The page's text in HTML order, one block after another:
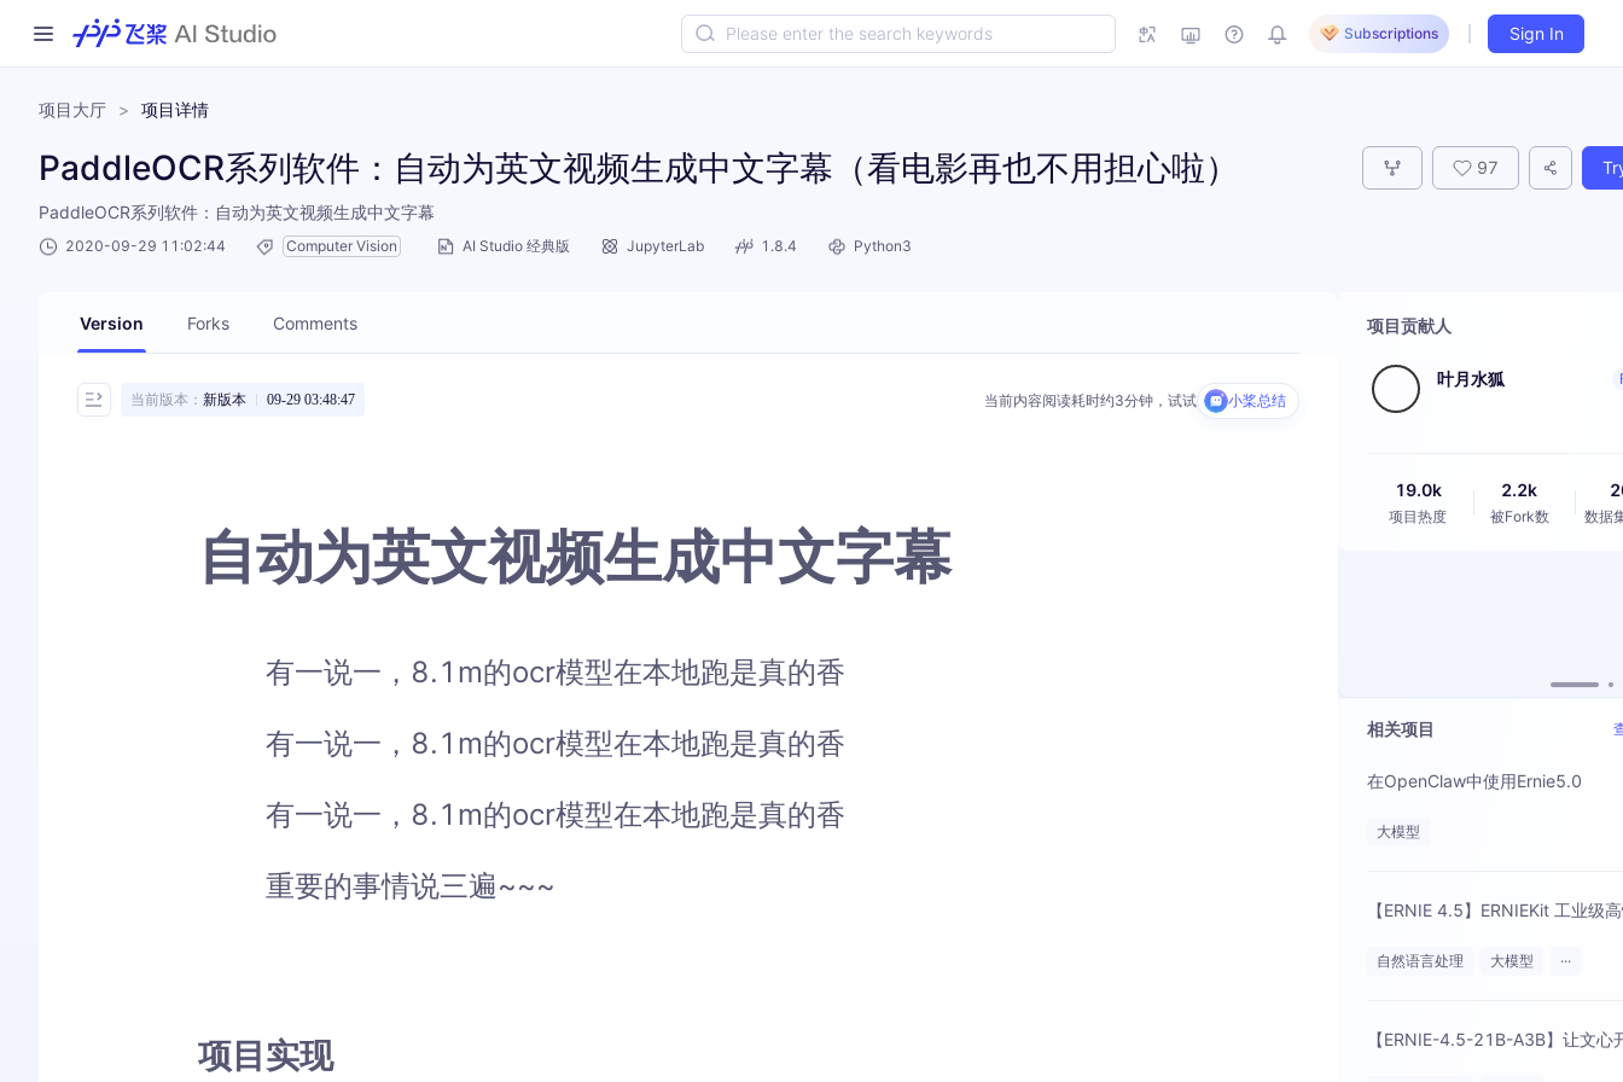
Subscriptions Sign In
项目大厅 > 项目详情
PaddleOCR系列软件：自动为英文视频生成中文字幕（看电影再也不用担心啦） 97
PaddleOCR系列软件：自动为英文视频生成中文字幕
2020-09-29 11:02:44 Computer Vision AI Studio 经典版 JupyterLab 1.8.4 Python3
Version Forks Comments
当前版本： 新版本 09-29 03:48:47 当前内容阅读耗时约3分钟 ，试试 小桨总结
自动为英文视频生成中文字幕
有一说一，8.1m的ocr模型在本地跑是真的香
有一说一，8.1m的ocr模型在本地跑是真的香
有一说一，8.1m的ocr模型在本地跑是真的香
重要的事情说三遍~~~
项目实现
项目贡献人
叶月水狐
19.0k
项目热度
2.2k
被Fork数 数据
相关项目
在OpenClaw中使用Ernie5.0
大模型
自然语言处理 大模型 ···